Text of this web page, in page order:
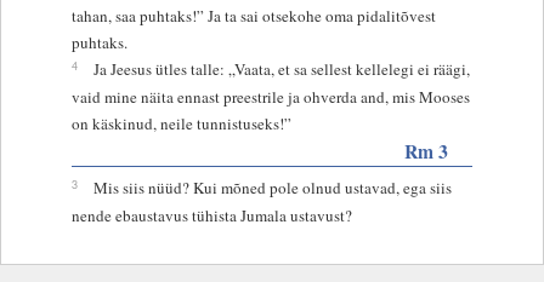
tahan, saa puhtaks!” Ja ta sai otsekohe oma pidalitõvest
puhtaks.
4
Ja Jeesus ütles talle: „Vaata, et sa sellest kellelegi ei räägi,
vaid mine näita ennast preestrile ja ohverda and, mis Mooses
on käskinud, neile tunnistuseks!”
Rm 3
3
Mis siis nüüd? Kui mõned pole olnud ustavad, ega siis
nende ebaustavus tühista Jumala ustavust?